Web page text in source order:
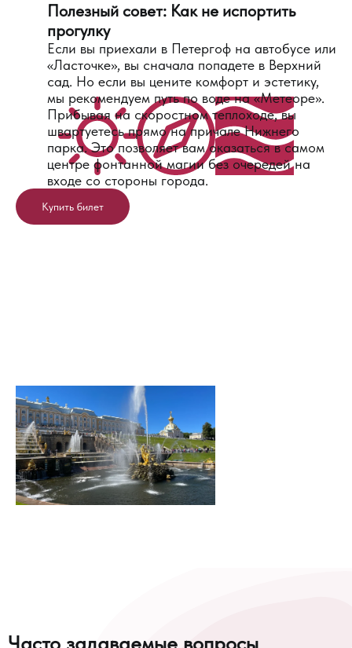
Полезный совет: Как не испортить
прогулку
Если вы приехали в Петергоф на автобусе или
«Ласточке», вы сначала попадете в Верхний
сад. Но если вы цените комфорт и эстетику,
мы рекомендуем путь по воде на «Метеоре».
Прибывая на скоростном теплоходе, вы
швартуетесь прямо на причале Нижнего
парка. Это позволяет вам оказаться в самом
центре фонтанной магии без очередей на
входе со стороны города.
Купить билет
Часто задаваемые вопросы